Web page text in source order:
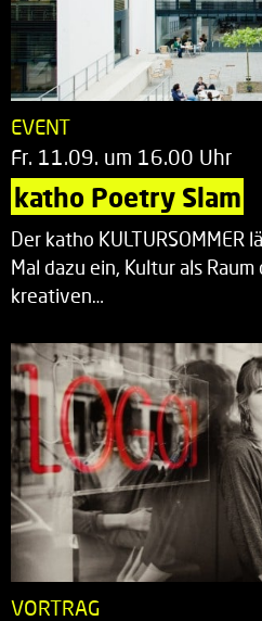
EVENT
Fr. 11.09. um 16.00 Uhr
katho Poetry Slam
Der katho
Mal dazu ein, Kultur als
kreativen…
VORTRAG